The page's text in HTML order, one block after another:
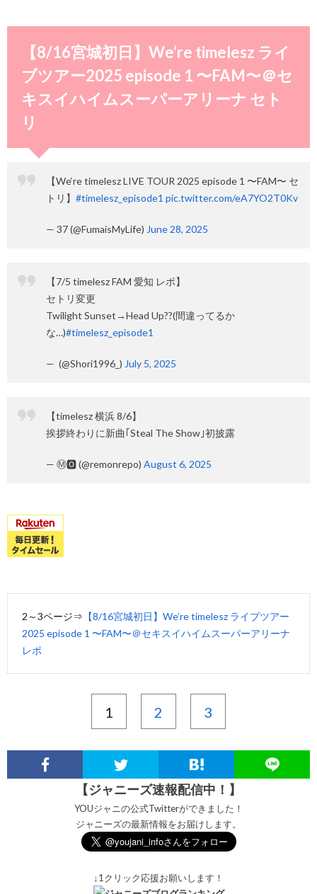
【8/16宮城初日】We’re timelesz ライ
ブツアー2025 episode 1 〜FAM〜＠セ
キスイハイムスーパーアリーナ セト
リ
【We‘re timelesz LIVE TOUR 2025 episode 1 〜FAM〜 セ
トリ】 #timelesz_episode1 pic.twitter.com/eA7YO2T0Kv
— 37 (@FumaisMyLife) June 28, 2025
【7/5 timelesz FAM 愛知 レポ】
セトリ変更
Twilight Sunset→Head Up??(間違ってるか
な…)#timelesz_episode1
— ️ (@Shori1996_) July 5, 2025
【timelesz 横浜 8/6】
挨拶終わりに新曲｢Steal The Show｣初披露
— Ⓜ︎🅾 (@remonrepo) August 6, 2025
2～3ページ⇒ 【8/16宮城初日】We’re timelesz ライブツアー
2025 episode 1 〜FAM〜＠セキスイハイムスーパーアリーナ
レポ
1 2 3
【ジャニーズ速報配信中！】
YOUジャニの公式Twitterができました！
ジャニーズの最新情報をお届けします。
↓1クリック応援お願いします！